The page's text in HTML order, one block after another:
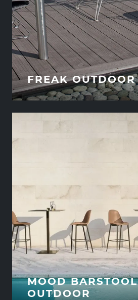
FREAK OUTDOOR
MOOD BARSTOOL
OUTDOOR